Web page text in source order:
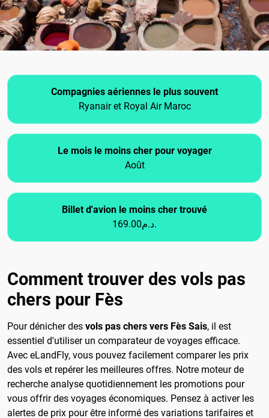
Compagnies aériennes le plus souvent
Ryanair et Royal Air Maroc
Le mois le moins cher pour voyager
Août
Billet d'avion le moins cher trouvé
169.00د.م.
Comment trouver des vols pas
chers pour Fès
Pour dénicher des vols pas chers vers Fès Sais, il est
essentiel d'utiliser un comparateur de voyages efficace.
Avec eLandFly, vous pouvez facilement comparer les prix
des vols et repérer les meilleures offres. Notre moteur de
recherche analyse quotidiennement les promotions pour
vous offrir des voyages économiques. Pensez à activer les
alertes de prix pour être informé des variations tarifaires et